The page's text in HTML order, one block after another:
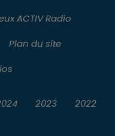
ACTIV Radio
Plan du site
2023 2022